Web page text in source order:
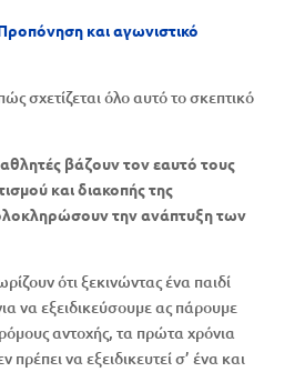
και αγωνιστικό
σχετίζεται όλο αυτό το σκεπτικό
αθλητές βάζουν τον εαυτό τους
και διακοπής της
την ανάπτυξη των
ότι ξεκινώντας ένα παιδί
να εξειδικεύσουμε ας πάρουμε
αντοχής, τα πρώτα χρόνια
να εξειδικευτεί σ’ ένα και